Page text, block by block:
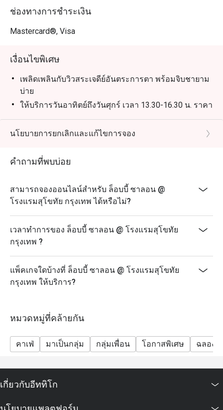
เซ็ตไทยเฮอริเทจอาฟเทอร์นูนที
1450++ บาทต่อท่าน
ไฮไลต์: ขนมไทยโบราณฝีมือประณีตหลากหลายชนิด
ช่องทางการชำระเงิน
Mastercard®, Visa
เงื่อนไขพิเศษ
เพลิดเพลินกับวิวสระเจดีย์อันตระการตา พร้อมจิบชายาม
บ่าย
ให้บริการวันอาทิตย์ถึงวันศุกร์ เวลา 13.30-16.30 น. ราคา
1,450++ บาท ต่อท่าน ณ ห้องอาหารล็อบบี้
เลือกระหว่าง
ข้าวเหนียวมะม่วงและยำส้มโอ เสิร์ฟพร้อมชุด
อาหารตะวันตกคลาสสิก: ลิ้มลอง Lobster Roll, หอยเชลล์
และมาการองรสเลิศ ปรุงอย่างประณีตด้วยดอกบัวสด
สุดสัปดาห์นี้ ก้าวเข้าสู่ดินแดนแห่งความสุขจาก
กรุงเทพฯ! มาร่วมสัมผัสประสบการณ์อันน่าประทับใจยาม
บ่ายที่ Lobby Salon อันหรูหรา ตั้งแต่เวลา 14.00-17.00 น.
ในวันเสาร์ที่ร่วมรายการ
ราคา: 1,800 บาท++ ต่อท่าน
ขอแจ้งให้แขกทุกท่านทราบว่า งดสวมกางเกงขาสั้น เสื้อ
ขอแจ้งให้แขกทุกท่านทราบว่า เราขอให้แขกงดสวม
กางเกงขาสั้น เสื้อกล้าม (สำหรับผู้ชาย) รองเท้าแตะ หรือ
รองเท้าแตะแบบสวม เมื่อรับประทานอาหารที่ห้องอาหาร
นโยบายการยกเลิกและแก้ไขการจอง
คำถามที่พบบ่อย
สามารถจองออนไลน์สำหรับ ล็อบบี้ ซาลอน @
โรงแรมสุโขทัย กรุงเทพ ได้หรือไม่?
เวลาทำการของ ล็อบบี้ ซาลอน @ โรงแรมสุโขทัย
กรุงเทพ ?
แพ็คเกจใดบ้างที่ ล็อบบี้ ซาลอน @ โรงแรมสุโขทัย
กรุงเทพ ให้บริการ?
หมวดหมู่ที่คล้ายกัน
คาเฟ่ มาเป็นกลุ่ม กลุ่มเพื่อน โอกาสพิเศษ ฉลองวั
เกี่ยวกับอีททิโก